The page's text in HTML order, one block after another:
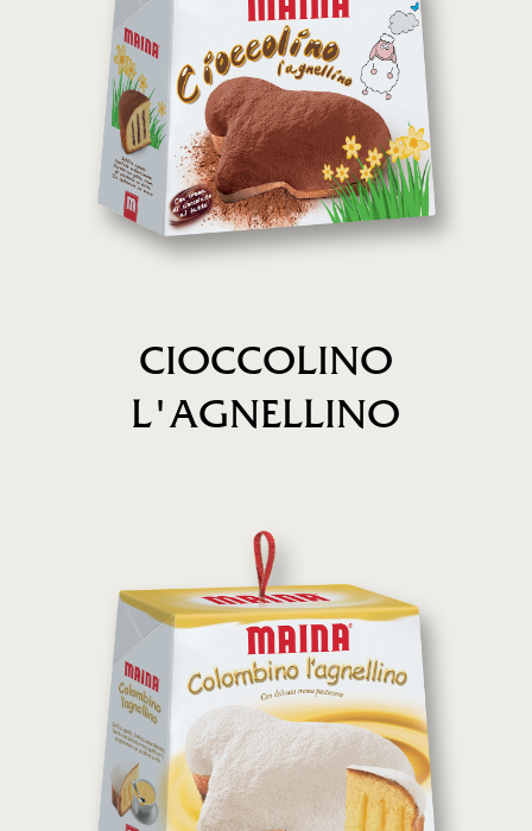
CIOCCOLINO
L'AGNELLINO